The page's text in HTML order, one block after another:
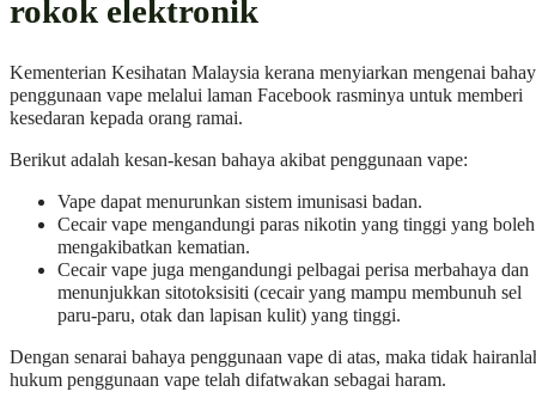
rokok elektronik
Kementerian Kesihatan Malaysia kerana menyiarkan mengenai
penggunaan vape melalui laman Facebook rasminya untuk memberi
kesedaran kepada orang ramai.
Berikut adalah kesan-kesan bahaya akibat penggunaan vape:
Vape dapat menurunkan sistem imunisasi badan.
Cecair vape mengandungi paras nikotin yang tinggi yang boleh
mengakibatkan kematian.
Cecair vape juga mengandungi pelbagai perisa merbahaya dan
menunjukkan sitotoksisiti (cecair yang mampu membunuh sel
paru-paru, otak dan lapisan kulit) yang tinggi.
Dengan senarai bahaya penggunaan vape di atas, maka tidak
hukum penggunaan vape telah difatwakan sebagai haram.